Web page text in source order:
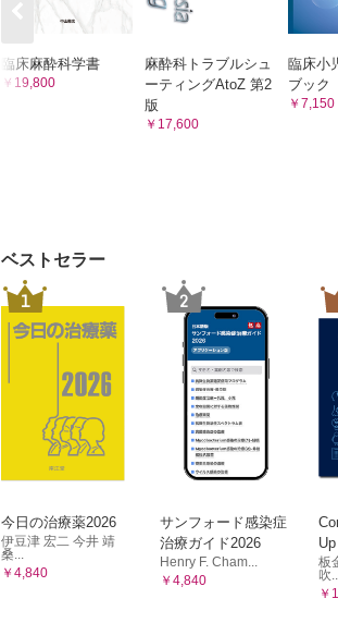
16章 消
16.1 総論
索引
5.1 総論 （大屋里奈，天谷文昌）
5.3 オキシコドン，ヒドロモルフォン，
5.4 ペンタゾシン，ブプレノルフィン
5.5 オピオイド拮抗薬 （早瀬一馬，天谷
7.2 脱分極性筋弛緩薬
7.3 非脱分極性筋弛緩薬
7.5 関連薬
8章 局所麻酔薬
8.1 総論 （松浦 正，森 隆） 8.2 各
9章 循環作動薬関連 （福島 豊，北川
9.2 血管収縮薬と強心薬：各論
9.3 血管拡張薬と抗高血圧薬：総論
9.4 血管拡張薬と抗高血圧薬：各論
臨床麻酔科学書
￥19,800
麻酔科トラブルシュ
ーティングAtoZ 第2
版
￥17,600
臨床小
ブック
￥7,150
ベストセラー
1
今日の治療薬2026
伊豆津 宏二 今井 靖
桑...
￥4,840
2
サンフォード感染症
治療ガイド2026
Henry F. Cham...
￥4,840
板
吹
￥